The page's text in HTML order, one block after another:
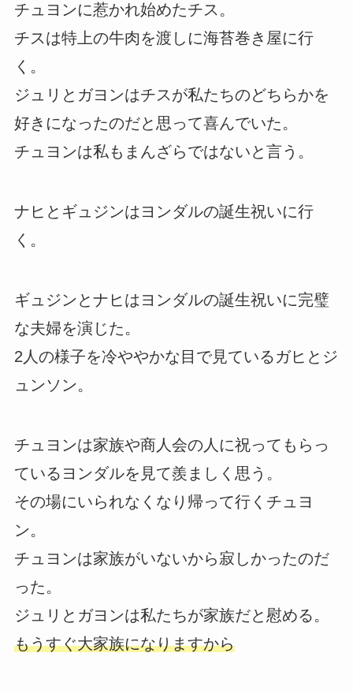
チュヨンに惹かれ始めたチス。
チスは特上の牛肉を渡しに海苔巻き屋に行
く。
ジュリとガヨンはチスが私たちのどちらかを
好きになったのだと思って喜んでいた。
チュヨンは私もまんざらではないと言う。
ナヒとギュジンはヨンダルの誕生祝いに行
く。
ギュジンとナヒはヨンダルの誕生祝いに完璧
な夫婦を演じた。
2人の様子を冷ややかな目で見ているガヒとジ
ュンソン。
チュヨンは家族や商人会の人に祝ってもらっ
ているヨンダルを見て羨ましく思う。
その場にいられなくなり帰って行くチュヨ
ン。
チュヨンは家族がいないから寂しかったのだ
った。
ジュリとガヨンは私たちが家族だと慰める。
もうすぐ大家族になりますから